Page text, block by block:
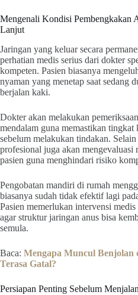
Mengenali Kondisi Pembengkakan
Lanjut
Jaringan yang keluar secara
perhatian medis serius dari dokter
kompeten. Pasien biasanya
nyaman yang menetap saat sedang
berjalan kaki.
Dokter akan melakukan
mendalam guna memastikan tingkat
sebelum melakukan tindakan.
profesional juga akan mengevaluasi
pasien guna menghindari risiko
Pengobatan mandiri di rumah
biasanya sudah tidak efektif lagi
Pasien memerlukan intervensi
agar struktur jaringan anus bisa
semula.
Baca: Mengapa Muncul Benjolan
Terasa Gatal?
Persiapan Penting Sebelum